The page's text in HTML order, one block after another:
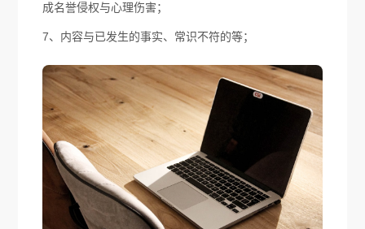
成名誉侵权与心理伤害；
7、内容与已发生的事实、常识不符的等；